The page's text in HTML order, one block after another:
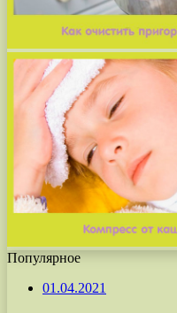
Популярное
01.04.2021